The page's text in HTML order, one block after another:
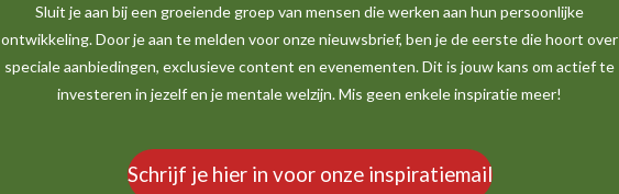
Sluit je aan bij een groeiende groep van mensen die werken aan hun persoonlijke
ontwikkeling. Door je aan te melden voor onze nieuwsbrief, ben je de eerste die hoort over
speciale aanbiedingen, exclusieve content en evenementen. Dit is jouw kans om actief te
investeren in jezelf en je mentale welzijn. Mis geen enkele inspiratie meer!
Schrijf je hier in voor onze inspiratiemail